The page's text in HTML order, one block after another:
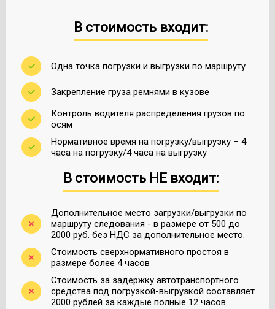
В стоимость входит:
Одна точка погрузки и выгрузки по маршруту
Закрепление груза ремнями в кузове
Контроль водителя распределения грузов по
осям
Нормативное время на погрузку/выгрузку – 4
часа на погрузку/4 часа на выгрузку
В стоимость НЕ входит:
Дополнительное место загрузки/выгрузки по
маршруту следования - в размере от 500 до
2000 руб. без НДС за дополнительное место.
Стоимость сверхнормативного простоя в
размере более 4 часов
Стоимость за задержку автотранспортного
средства под погрузкой-выгрузкой составляет
2000 рублей за каждые полные 12 часов